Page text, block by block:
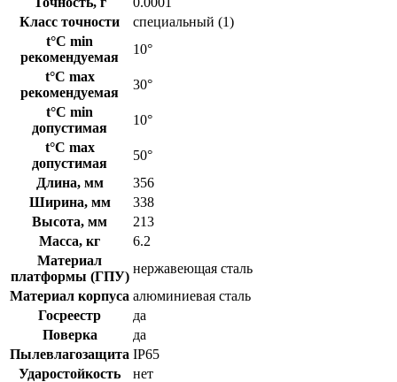
Класс точности
cпециальный (1)
t°C min
рекомендуемая
10°
t°C max
рекомендуемая
30°
t°C min
допустимая
10°
t°C max
допустимая
50°
Длина, мм
356
Ширина, мм
338
Высота, мм
213
Масса, кг
6.2
Материал
платформы (ГПУ)
нержавеющая сталь
Материал корпуса алюминиевая сталь
Госреестр
да
Поверка
да
Пылевлагозащита IP65
Ударостойкость
нет